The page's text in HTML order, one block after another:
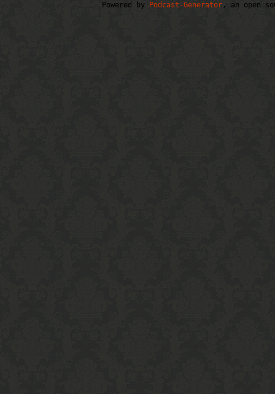
Powered by Podcast-Generator , an open